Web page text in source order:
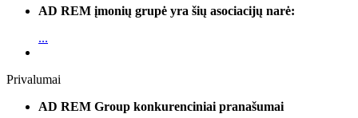
AD REM įmonių grupė yra šių asociacijų narė:
...
Privalumai
AD REM Group konkurenciniai pranašumai